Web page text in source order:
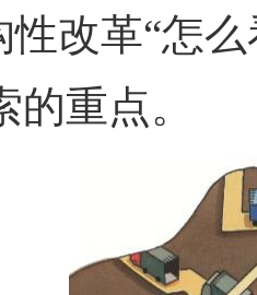
改革“怎
重点。